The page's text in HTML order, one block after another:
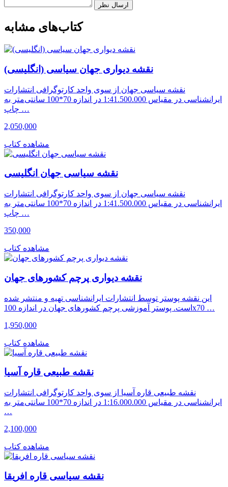
ارسال نظر
کتاب‌های مشابه
نقشه دیواری جهان سیاسی (انگلیسی)
نقشه سیاسی جهان از سوی واحد کارتوگرافی انتشارات
ایرانشناسی در مقیاس 1:41.500.000 در اندازه 70*100 سانتی‌متر به
چاپ …
2,050,000
مشاهده کتاب
نقشه سیاسی جهان انگلیسی
نقشه سیاسی جهان از سوی واحد کارتوگرافی انتشارات
ایرانشناسی در مقیاس 1:41.500.000 در اندازه 70*100 سانتی‌متر به
چاپ …
350,000
مشاهده کتاب
نقشه دیواری پرچم کشورهای جهان
این نقشه پوستر توسط انتشارات ایرانشناسی تهیه و منتشر شده
است. پوستر آموزشی پرچم کشورهای جهان در اندازه 100x70 …
1,950,000
مشاهده کتاب
نقشه طبیعی قاره آسیا
نقشه طبیعی قاره آسیا از سوی واحد کارتوگرافی انتشارات
ایرانشناسی در مقیاس 1:16.000.000 در اندازه 70*100 سانتی‌متر به
…
2,100,000
مشاهده کتاب
نقشه سیاسی قاره افریقا